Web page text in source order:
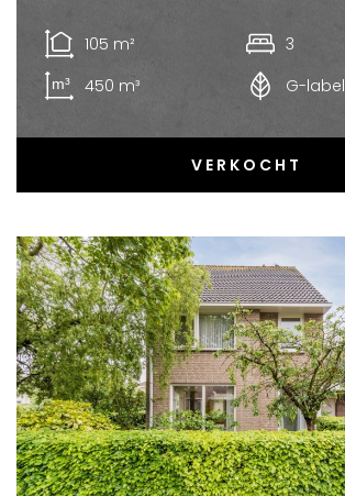
105 m²
3
450 m³
G-label
VERKOCHT